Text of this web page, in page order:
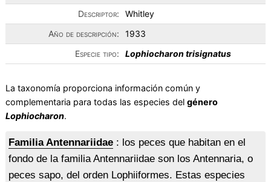
Descriptor:
Whitley
Año de descripción:
1933
Especie tipo:
Lophiocharon trisignatus
La taxonomía proporciona información común y
complementaria para todas las especies del género
Lophiocharon.
Familia Antennariidae: los peces que habitan en el
fondo de la familia Antennariidae son los Antennaria, o
peces sapo, del orden Lophiiformes. Estas especies